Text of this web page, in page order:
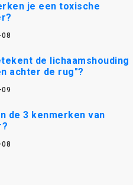
je een toxische
de lichaamshouding
achter de rug"?
de 3 kenmerken van